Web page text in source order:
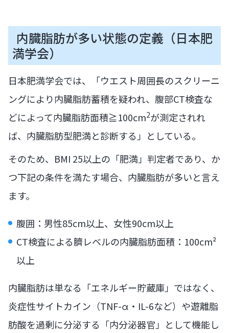
内臓脂肪が多い状態の定義（日本肥
満学会）
日本肥満学会では、「ウエスト周囲長のスクリーニ
ングにより内臓脂肪蓄積を疑われ、腹部CT検査な
どによって内臓脂肪面積≧100cm2が測定されれ
ば、内臓脂肪型肥満と診断する」としている。
そのため、BMI 25以上の「肥満」判定者であり、か
つ下記の条件を満たす場合、内臓脂肪が多いと言え
ます。
腹囲：男性85cm以上、女性90cm以上
CT検査による臍レベルの内臓脂肪面積：100cm²
以上
内臓脂肪は単なる「エネルギー貯蔵庫」ではなく、
炎症性サイトカイン（TNF-α・IL-6など）や遊離脂
肪酸を過剰に分泌する「内分泌器官」として機能し